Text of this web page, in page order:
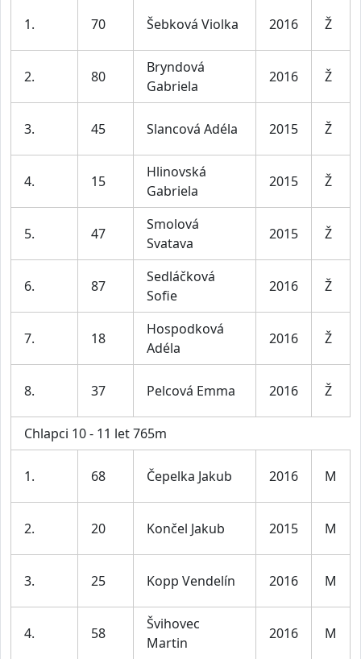
1. 70 Šebková Violka 2016 Ž
2. 80
Bryndová
Gabriela
2016 Ž
3. 45 Slancová Adéla 2015 Ž
4. 15
Hlinovská
Gabriela
2015 Ž
5. 47
Smolová
Svatava
2015 Ž
6. 87
Sedláčková
Sofie
2016 Ž
7. 18
Hospodková
Adéla
2016 Ž
8. 37 Pelcová Emma 2016 Ž
Chlapci 10 - 11 let 765m
1. 68 Čepelka Jakub 2016 M
2. 20 Končel Jakub 2015 M
3. 25 Kopp Vendelín 2016 M
4. 58
Švihovec
Martin
2016 M